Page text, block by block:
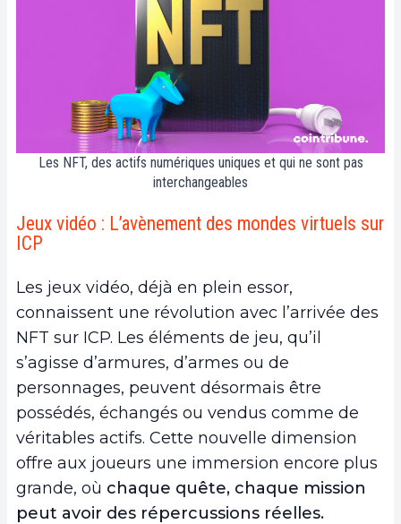
Les NFT, des actifs numériques uniques et qui ne sont pas
interchangeables
Jeux vidéo : L’avènement des mondes virtuels sur
ICP
Les jeux vidéo, déjà en plein essor,
connaissent une révolution avec l’arrivée des
NFT sur ICP. Les éléments de jeu, qu’il
s’agisse d’armures, d’armes ou de
personnages, peuvent désormais être
possédés, échangés ou vendus comme de
véritables actifs. Cette nouvelle dimension
offre aux joueurs une immersion encore plus
grande, où chaque quête, chaque mission
peut avoir des répercussions réelles.